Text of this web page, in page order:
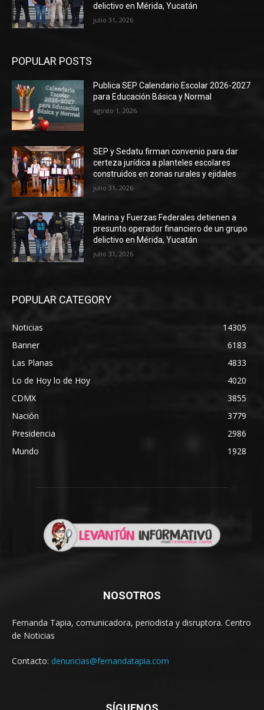
delictivo en Mérida, Yucatán
julio 31, 2026
POPULAR POSTS
Publica SEP Calendario Escolar 2026-2027
para Educación Básica y Normal
agosto 1, 2026
SEP y Sedatu firman convenio para dar
certeza jurídica a planteles escolares
construidos en zonas rurales y ejidales
julio 31, 2026
Marina y Fuerzas Federales detienen a
presunto operador financiero de un grupo
delictivo en Mérida, Yucatán
julio 31, 2026
POPULAR CATEGORY
Noticias
14305
Banner
6183
Las Planas
4833
Lo de Hoy lo de Hoy
4020
CDMX
3855
Nación
3779
Presidencia
2986
Mundo
1928
NOSOTROS
Fernanda Tapia, comunicadora, periodista y disruptora. Centro
de Noticias
Contacto: denuncias@fernandatapia.com